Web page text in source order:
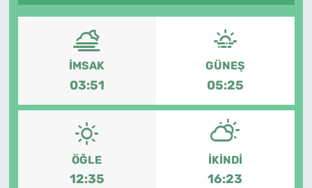
İMSAK
03:51
GÜNEŞ
05:25
ÖĞLE
12:35
İKINDI
16:23